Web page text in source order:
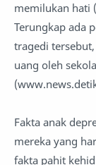
memilukan hati
Terungkap ada
tragedi
uang oleh
Fakta anak
mereka yang
fakta pahit